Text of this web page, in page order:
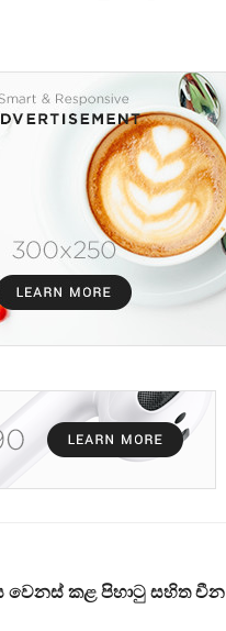
වෙනස් කළ පිහාටු සහිත චීන